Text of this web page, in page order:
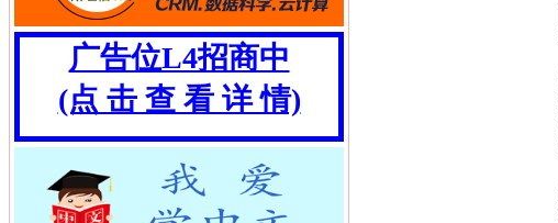
广告位L4招商中
(点 击 查 看 详 情)